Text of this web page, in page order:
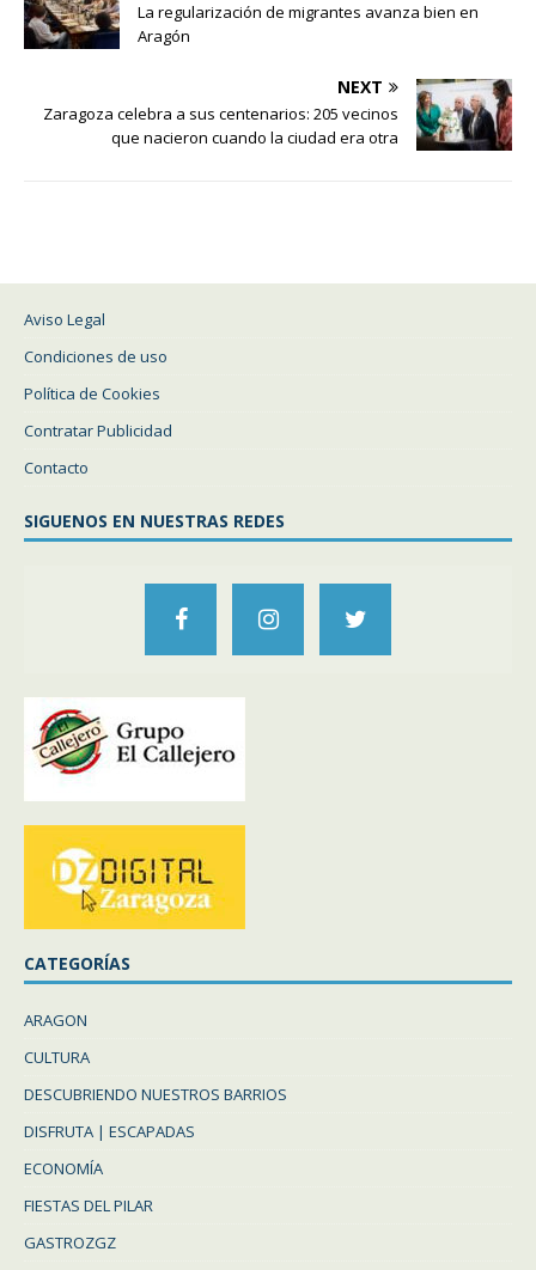
La regularización de migrantes avanza bien en
Aragón
NEXT
Zaragoza celebra a sus centenarios: 205 vecinos
que nacieron cuando la ciudad era otra
Aviso Legal
Condiciones de uso
Política de Cookies
Contratar Publicidad
Contacto
SIGUENOS EN NUESTRAS REDES
CATEGORÍAS
ARAGON
CULTURA
DESCUBRIENDO NUESTROS BARRIOS
DISFRUTA | ESCAPADAS
ECONOMÍA
FIESTAS DEL PILAR
GASTROZGZ